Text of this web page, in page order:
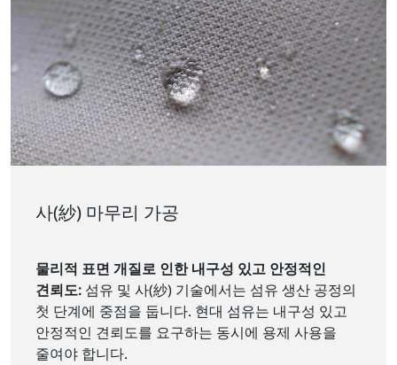
사(紗) 마무리 가공
물리적 표면 개질로 인한 내구성 있고 안정적인
견뢰도: 섬유 및 사(紗) 기술에서는 섬유 생산 공정의
첫 단계에 중점을 둡니다. 현대 섬유는 내구성 있고
안정적인 견뢰도를 요구하는 동시에 용제 사용을
줄여야 합니다.